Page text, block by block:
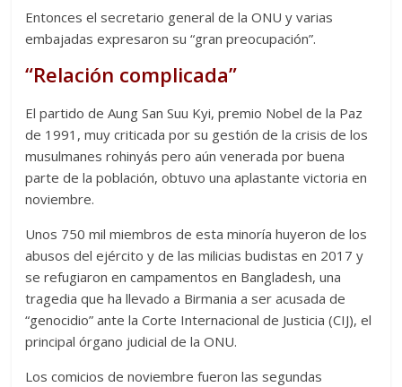
Entonces el secretario general de la ONU y varias
embajadas expresaron su “gran preocupación”.
“Relación complicada”
El partido de Aung San Suu Kyi, premio Nobel de la Paz
de 1991, muy criticada por su gestión de la crisis de los
musulmanes rohinyás pero aún venerada por buena
parte de la población, obtuvo una aplastante victoria en
noviembre.
Unos 750 mil miembros de esta minoría huyeron de los
abusos del ejército y de las milicias budistas en 2017 y
se refugiaron en campamentos en Bangladesh, una
tragedia que ha llevado a Birmania a ser acusada de
“genocidio” ante la Corte Internacional de Justicia (CIJ), el
principal órgano judicial de la ONU.
Los comicios de noviembre fueron las segundas